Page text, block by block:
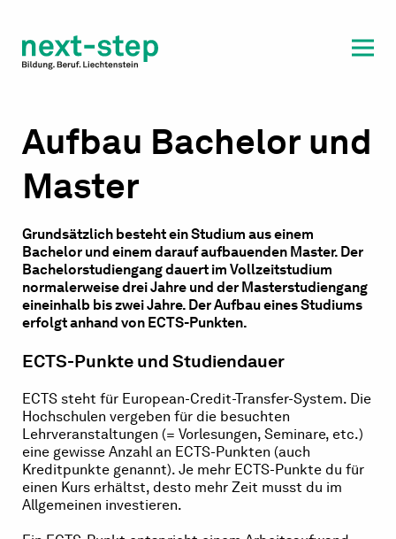
Beratung & Unterstützung
Aufbau Bachelor und
Master
Grundsätzlich besteht ein Studium aus einem
Bachelor und einem darauf aufbauenden Master. Der
Bachelorstudiengang dauert im Vollzeitstudium
normalerweise drei Jahre und der Masterstudiengang
eineinhalb bis zwei Jahre. Der Aufbau eines Studiums
erfolgt anhand von ECTS-Punkten.
ECTS-Punkte und Studiendauer
ECTS steht für European-Credit-Transfer-System. Die
Hochschulen vergeben für die besuchten
Lehrveranstaltungen (= Vorlesungen, Seminare, etc.)
eine gewisse Anzahl an ECTS-Punkten (auch
Kreditpunkte genannt). Je mehr ECTS-Punkte du für
einen Kurs erhältst, desto mehr Zeit musst du im
Allgemeinen investieren.